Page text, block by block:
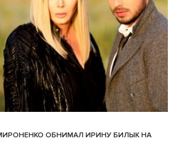
ОБНИМАЛ ИРИНУ БИЛЫК НА